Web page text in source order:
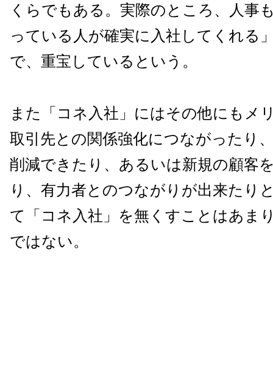
くらでもある。実際のところ、人事
っている人が確実に入社してくれる
で、重宝しているという。
また「コネ入社」にはその他にもメ
取引先との関係強化につながったり
削減できたり、あるいは新規の顧客
り、有力者とのつながりが出来たり
て「コネ入社」を無くすことはあま
ではない。